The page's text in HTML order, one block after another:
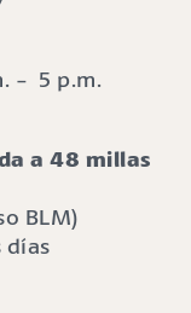
- 5 p.m.
a 48 millas
BLM)
días